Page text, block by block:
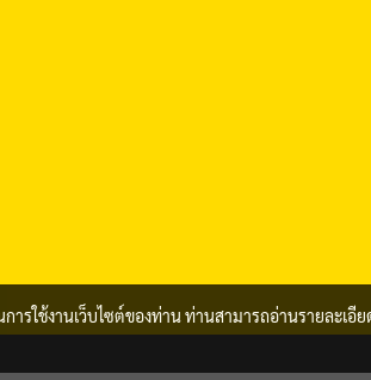
รใช้งานเว็บไซต์ของท่าน ท่านสามารถอ่านรายละเอีย